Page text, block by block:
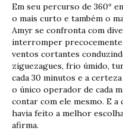
Em seu percurso de 360º
o mais curto e também o
Amyr se confronta com
interromper
ventos cortantes
ziguezagues, frio úmido,
cada 30 minutos e a
o único operador de cada
contar com ele mesmo. E a
havia feito a melhor
afirma.